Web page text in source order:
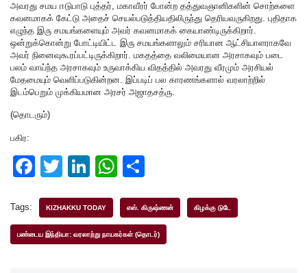
அவரது சமய ஈடுபாடு புத்தர், மகாவீரர் போன்ற தத்துவஞானிகளின் சொற்களை
கவனமாகக் கேட்டு அதைச் செயல்படுத்தியதிலிருந்து தெரியவருகிறது. புதிதாக
எழுந்த இரு சமயங்களையும் அவர் கவனமாகக் கையாண்டிருக்கிறார்.
ஒன்றுக்கொன்று போட்டியிட்ட இரு சமயங்களாலும் சரியான ஆட்சியாளராகவே
அவர் நினைவுகூரப்பட்டிருக்கிறார். மகதத்தை வலிமையான அரசாகவும் படை
பலம் வாய்ந்த அரசாகவும் உருவாக்கிய விதத்தில் அவரது வீரமும் அரசியல்
மேதமையும் வெளிப்படுகின்றன. இப்படிப் பல காரணங்களால் வரலாற்றில்
இடம்பெறும் முக்கியமான அரசர் அஜாதசத்ரு.
(தொடரும்)
பகிர:
F
c
e
T
tt
er
Li
k
e
W
at
s
ar
e
Tags: KIZHAKKU TODAY எஸ். கிருஷ்ணன் கிழக்கு டுடே
பண்டைய இந்தியா: வரலாற்று நாயகர்கள் (தொடர்)